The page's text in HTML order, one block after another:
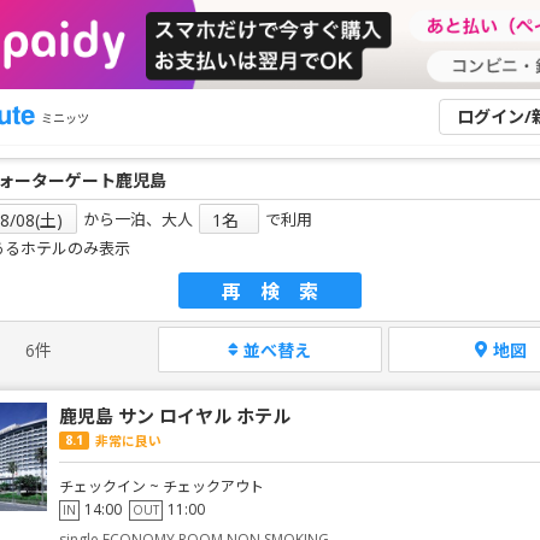
ミニッツ ログイン/
から一泊、大人
で利用
るホテルのみ表示
再検索
6件 並べ替え 地図
鹿児島 サン ロイヤル ホテル
8.1 非常に良い
チェックイン ~ チェックアウト
IN 14:00 OUT 11:00